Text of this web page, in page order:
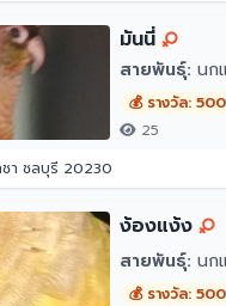
มันนี่
สายพันธุ์: นก
💰 รางวัล:
25
า ชลบุรี 20230
ง้องแง้ง
สายพันธุ์: นก
💰 รางวัล: